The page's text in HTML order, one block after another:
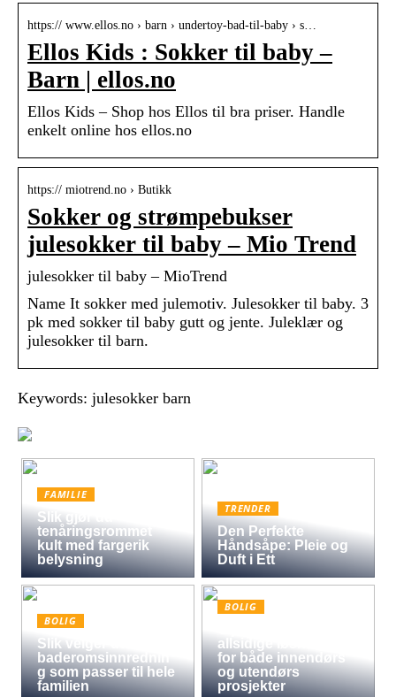
https:// www.ellos.no › barn › undertoy-bad-til-baby › s…
Ellos Kids : Sokker til baby –
Barn | ellos.no
Ellos Kids – Shop hos Ellos til bra priser. Handle
enkelt online hos ellos.no
https:// miotrend.no › Butikk
Sokker og strømpebukser
julesokker til baby – Mio Trend
julesokker til baby – MioTrend
Name It sokker med julemotiv. Julesokker til baby. 3
pk med sokker til baby gutt og jente. Juleklær og
julesokker til barn.
Keywords: julesokker barn
FAMILIE
Slik gjør du
tenåringsrommet
kult med fargerik
belysning
TRENDER
Den Perfekte
Håndsåpe: Pleie og
Duft i Ett
BOLIG
Slik velger du
baderomsinnrednin
g som passer til hele
familien
BOLIG
allsidige løsningen
for både innendørs
og utendørs
prosjekter